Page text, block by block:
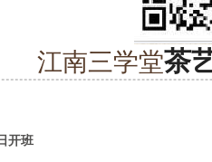
江南三学堂茶
开班